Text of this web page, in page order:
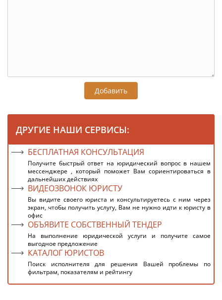
Добавить
ДРУГИЕ НАШИ СЕРВИСЫ:
БЕСПЛАТНАЯ КОНСУЛЬТАЦИЯ
Получите быстрый ответ на юридический вопрос в нашем
мессенджере , который поможет Вам сориентироваться в
дальнейших действиях
ВИДЕОЗВОНОК ЮРИСТУ
Вы видите своего юриста и консультируетесь с ним через
экран, чтобы получить услугу, Вам не нужно идти к юристу в
офис
ОБЪЯВИТЕ СОБСТВЕННЫЙ ТЕНДЕР
На выполнение юридической услуги и получите самое
выгодное предложение
КАТАЛОГ ЮРИСТОВ
Поиск исполнителя для решения Вашей проблемы по
фильтрам, показателям и рейтингу